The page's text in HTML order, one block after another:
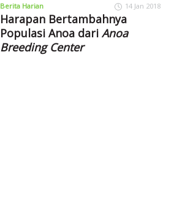
Berita Harian 14 Jan 2018
Harapan Bertambahnya
Populasi Anoa dari Anoa
Breeding Center